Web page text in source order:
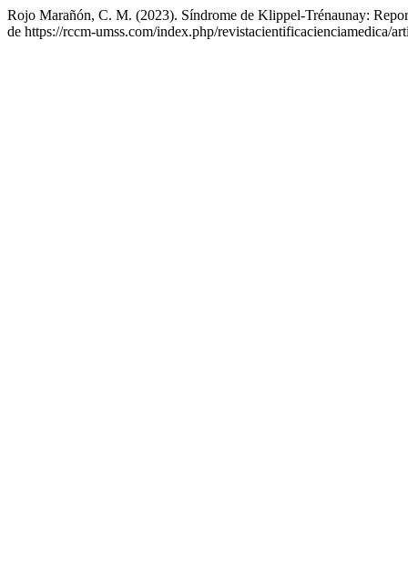
Rojo Marañón, C. M. (2023). Síndrome de Klippel-Trénaunay:
de https://rccm-umss.com/index.php/revistacientificacienciamedica/